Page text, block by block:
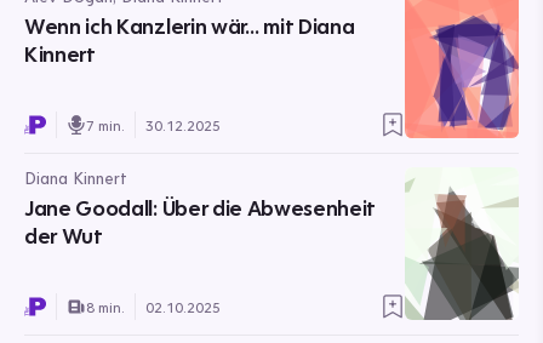
Wenn ich Kanzlerin wär… mit Diana
Kinnert
7 min. 30.12.2025
Diana Kinnert
Jane Goodall: Über die Abwesenheit
der Wut
8 min. 02.10.2025